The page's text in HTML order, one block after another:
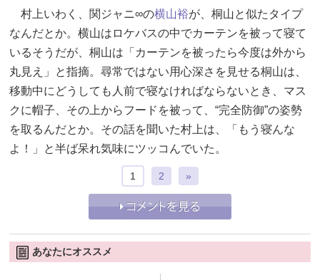
村上いわく、関ジャニ∞の横山裕が、桐山と似たタイプ
なんだとか。横山はロケバスの中でカーテンを被って寝て
いるそうだが、桐山は「カーテンを被ったら今度は外から
丸見え」と指摘。尋常ではない用心深さを見せる桐山は、
移動中にどうしても人前で寝なければならないとき、マス
クに帽子、その上からフードを被って、“完全防御”の姿勢
を取るんだとか。その話を聞いた村上は、「もう寝んな
よ！」と半ば呆れ気味にツッコんでいた。
1 2 »
あなたにオススメ